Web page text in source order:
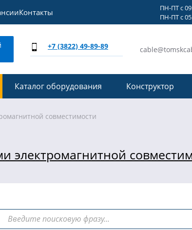
Контакты
ПН-ПТ с
ПН-ПТ с
+7 (3822) 49-89-89
Каталог оборудования Конструктор
совместимости
электромагнитной